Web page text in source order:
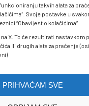
takvih alata za
Svoje postavke u
“Obavijest o kolačićima”.
X. To će rezultirati nastavkom
ili drugih alata za praćenje
PRIHVAĆAM SVE